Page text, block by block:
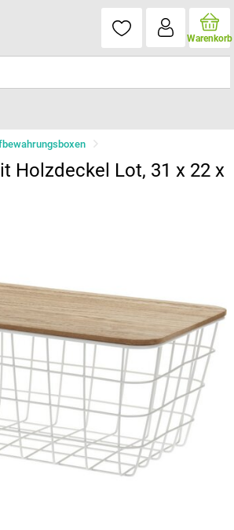
Warenkorb
Holzdeckel Lot, 31 x 22 x